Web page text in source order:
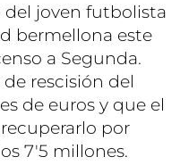
joven futbolista
bermellona este
a Segunda.
rescisión del
de euros y que el
por
7'5 millones.